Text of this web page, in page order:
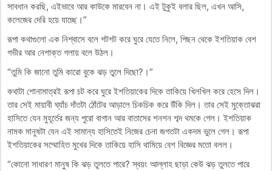
সাবধান করছি, এইভাবে আর কাউকে মারবেন না। এই টুকুই বলার ছিল, এখন আসি,
কলেজের দেরি হয়ে যাচ্ছে।”
রূপা কথাগুলো এক নিশ্বাসে বলে গটগট করে ঘুরে যেতে নিলে, পিছন থেকে ইশতিয়াক বেশ
গভীর আর নেশাক্ত গলায় বলে উঠল।
“তুমি কি জানো তুমি কারো বুকে ঝড় তুলে দিছো?।”
কথাটা শোনামাত্রই রূপা চট করে ঘুরে ইশতিয়াকের দিকে তাকিয়ে খিলখিল করে হেসে দিল।
তার সেই মায়াবী ঘ্যাঁচ দাঁতটা ঠোঁটের আড়ালে চিকচিক করে উঁকি দিল। তার সেই মুক্তোঝরা
হাসিতে যেন মুহূর্তের জন্য পুরো বাগান আর বাতাসের শনশন শব্দ থমকে গেল। ইশতিয়াক
নামক মানুষটা যেন এই সামান্য হাসিতেই নিজের চেনা জগতটা একদম ভুলে গেল। রূপা
ইশতিয়াকের সম্মোহিত মুখের দিকে তাকিয়ে হাসি থামিয়ে বেশ বিজ্ঞের মতো বলল।
“কোনো সাধারণ মানুষ কি ঝড় তুলতে পারে? স্বয়ং আল্লাহ ছাড়া কেউ ঝড় তুলতে পারে